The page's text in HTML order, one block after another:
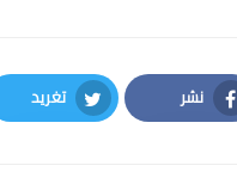
نشر
Facebook
تغريد
Twitter